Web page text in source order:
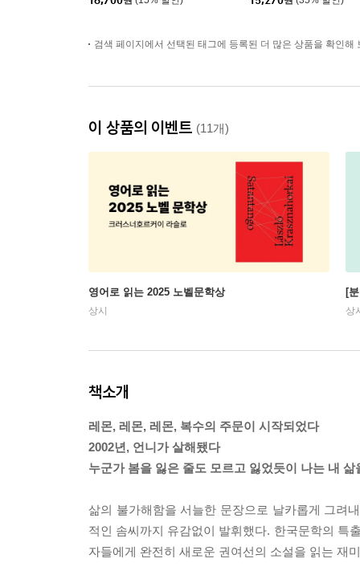
검색 페이지에서 선택된 태그에 등록된 더 많은 상품을 확인해
이 상품의 이벤트 (11개)
영어로 읽는 2025 노벨문학상
상시
[
상
책소개
레몬, 레몬, 레몬, 복수의 주문이 시작되었다
2002년, 언니가 살해됐다
누군가 봄을 잃은 줄도 모르고 잃었듯이 나는 내
삶의 불가해함을 서늘한 문장으로 날카롭게 그려
적인 솜씨까지 유감없이 발휘했다. 한국문학의 특
자들에게 완전히 새로운 권여선의 소설을 읽는 재